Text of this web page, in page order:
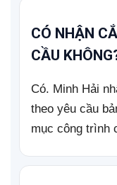
CÓ NHẬN
CẦU
Có. Minh Hải
theo yêu cầu
mục công trình